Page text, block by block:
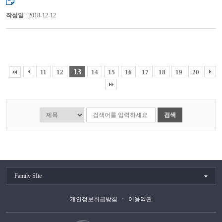
작성일 : 2018-12-12
11 12 13 14 15 16 17 18 19 20
검색
Family SIte
개인정보취급방침 이용약관